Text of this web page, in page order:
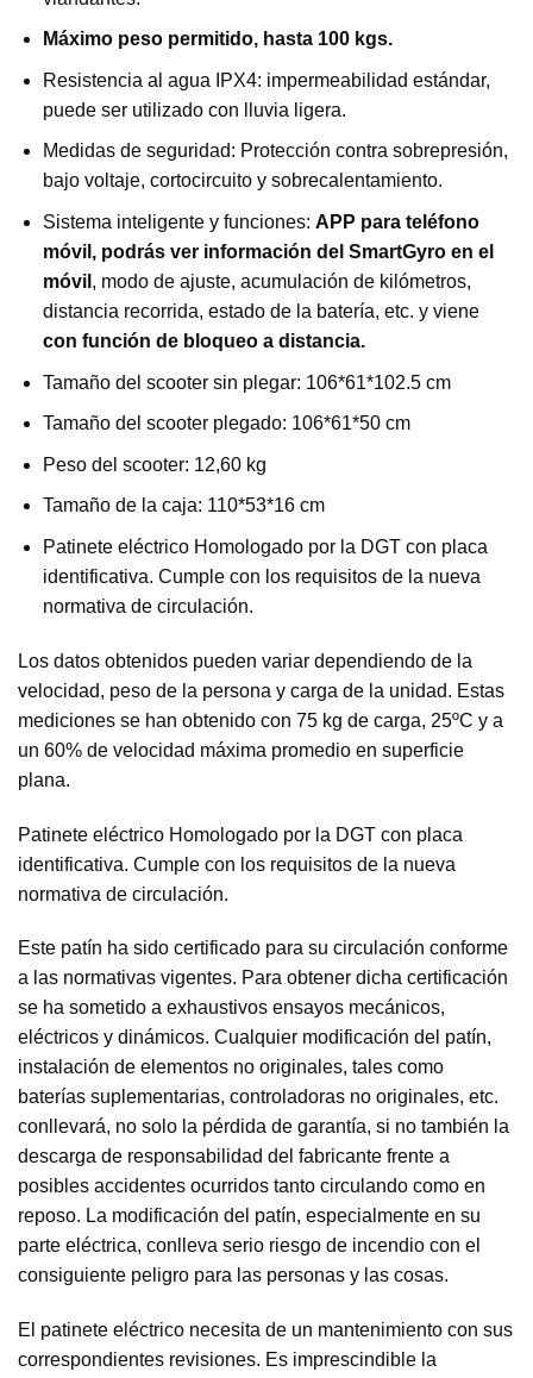
Máximo peso permitido, hasta 100 kgs.
Resistencia al agua IPX4: impermeabilidad estándar,
puede ser utilizado con lluvia ligera.
Medidas de seguridad: Protección contra sobrepresión,
bajo voltaje, cortocircuito y sobrecalentamiento.
Sistema inteligente y funciones: APP para teléfono
móvil, podrás ver información del SmartGyro en el
móvil , modo de ajuste, acumulación de kilómetros,
distancia recorrida, estado de la batería, etc. y viene
con función de bloqueo a distancia.
Tamaño del scooter sin plegar: 106*61*102.5 cm
Tamaño del scooter plegado: 106*61*50 cm
Peso del scooter: 12,60 kg
Tamaño de la caja: 110*53*16 cm
Patinete eléctrico Homologado por la DGT con placa
identificativa. Cumple con los requisitos de la nueva
normativa de circulación.
Los datos obtenidos pueden variar dependiendo de la
velocidad, peso de la persona y carga de la unidad. Estas
mediciones se han obtenido con 75 kg de carga, 25ºC y a
un 60% de velocidad máxima promedio en superficie
plana.
Patinete eléctrico Homologado por la DGT con placa
identificativa. Cumple con los requisitos de la nueva
normativa de circulación.
Este patín ha sido certificado para su circulación conforme
a las normativas vigentes. Para obtener dicha certificación
se ha sometido a exhaustivos ensayos mecánicos,
eléctricos y dinámicos. Cualquier modificación del patín,
instalación de elementos no originales, tales como
baterías suplementarias, controladoras no originales, etc.
conllevará, no solo la pérdida de garantía, si no también la
descarga de responsabilidad del fabricante frente a
posibles accidentes ocurridos tanto circulando como en
reposo. La modificación del patín, especialmente en su
parte eléctrica, conlleva serio riesgo de incendio con el
consiguiente peligro para las personas y las cosas.
El patinete eléctrico necesita de un mantenimiento con sus
correspondientes revisiones. Es imprescindible la